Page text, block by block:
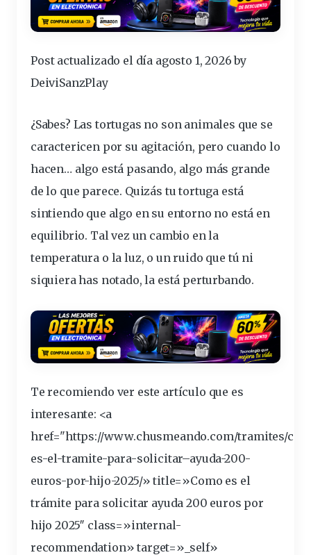
Post actualizado el día agosto 1, 2026 by
DeiviSanzPlay
¿Sabes? Las tortugas no son animales que se
caractericenpor su agitación, pero cuando lo
hacen… algo está pasando, algo más grande
de lo que parece. Quizás tutortuga está
sintiendo que algo en su entorno no está en
equilibrio. Tal vez un cambio en la
temperatura o laluz, o unruido que tú ni
siquierahas notado, la está perturbando.
Te recomiendo ver este artículo que es
interesante: <a
href="https://www.chusmeando.com/tramites/
es-el-tramite-para-solicitar–ayuda-200-
euros-por-hijo-2025/» title=»Como es el
trámite para solicitar ayuda 200 euros por
hijo 2025″ class=»internal-
recommendation» target=»_self»